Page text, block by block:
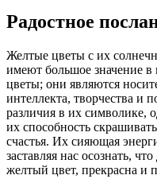
Радостное
Желтые цветы с их
имеют большое значение в
цветы; они являются
интеллекта, творчества и
различия в их символике,
их способность
счастья. Их сияющая
заставляя нас осознать,
желтый цвет, прекрасна и